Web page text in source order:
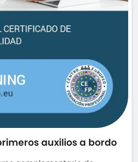
auxilios a bordo